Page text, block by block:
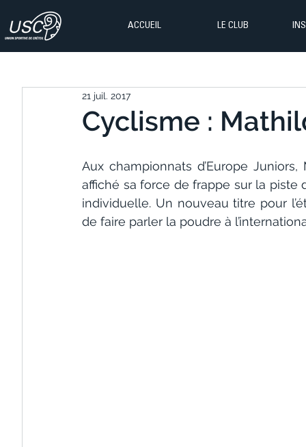
ACCUEIL LE CLUB
Cyclisme :
21 juil. 2017
Aux championnats d’Europe
affiché sa force de frappe sur la piste
individuelle. Un nouveau titre pour
de faire parler la poudre à